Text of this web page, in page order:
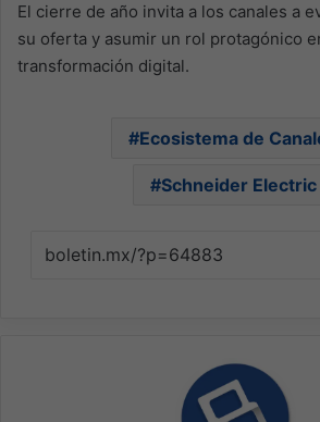
El cierre de año invita a los canales a
su oferta y asumir un rol protagónico
transformación digital.
Ecosistema de
Schneider Electric